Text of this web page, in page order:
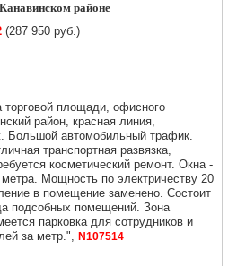
районе
(287 950 руб.)
торговой площади, офисного
район, красная линия,
Большой автомобильный трафик.
транспортная развязка,
косметический ремонт. Окна -
Мощность по электричеству 20
в помещение заменено. Состоит
подсобных помещений. Зона
парковка для сотрудников и
за метр.", N107514